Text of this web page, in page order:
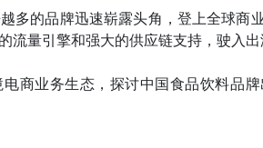
多的品牌迅速崭露头角，登上全球商
量引擎和强大的供应链支持，驶入出
商业务生态，探讨中国食品饮料品